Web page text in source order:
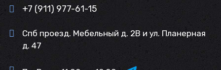
+7 (911) 977-61-15
Спб проезд. Мебельный д. 2В и ул. Планерная
д. 47